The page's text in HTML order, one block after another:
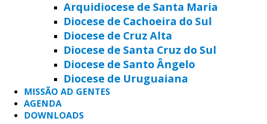
Arquidiocese de Santa Maria
Diocese de Cachoeira do Sul
Diocese de Cruz Alta
Diocese de Santa Cruz do Sul
Diocese de Santo Ângelo
Diocese de Uruguaiana
MISSÃO AD GENTES
AGENDA
DOWNLOADS